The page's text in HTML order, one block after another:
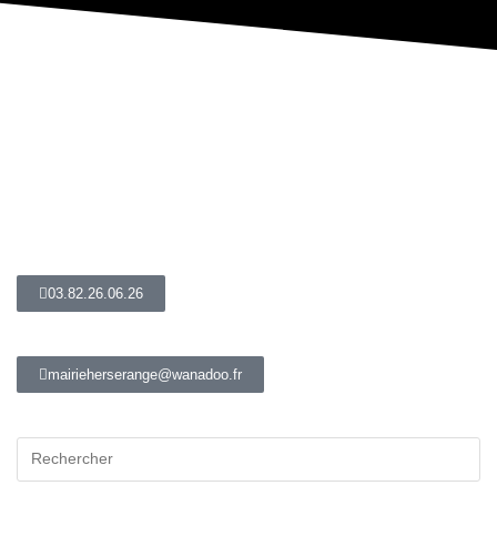
03.82.26.06.26
mairieherserange@wanadoo.fr